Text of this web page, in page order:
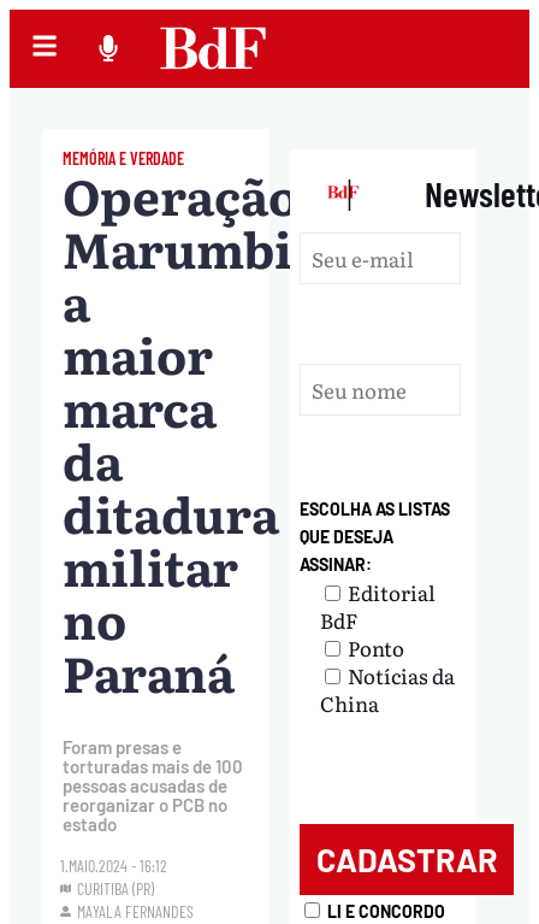
MEMÓRIA E VERDADE
Operação
Marumbi:
a
maior
marca
da
ditadura
militar
no
Paraná
Foram presas e
torturadas mais de 100
pessoas acusadas de
reorganizar o PCB no
estado
1.MAIO.2024 - 16:12
CURITIBA (PR)
MAYALA FERNANDES
|
ESCOLHA AS LISTAS
QUE DESEJA
ASSINAR:
Editorial
BdF
Ponto
Notícias da
China
LI E CONCORDO